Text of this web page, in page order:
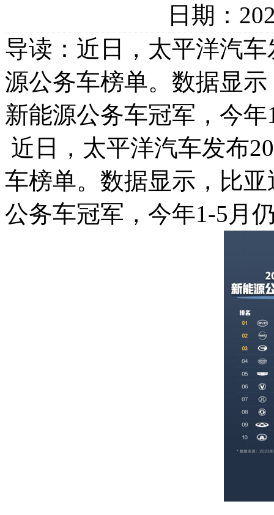
日期：
导读：近日，太平洋汽
源公务车榜单。数据显
新能源公务车冠军，今
近日，太平洋汽车发布
车榜单。数据显示，比
公务车冠军，今年1-5月